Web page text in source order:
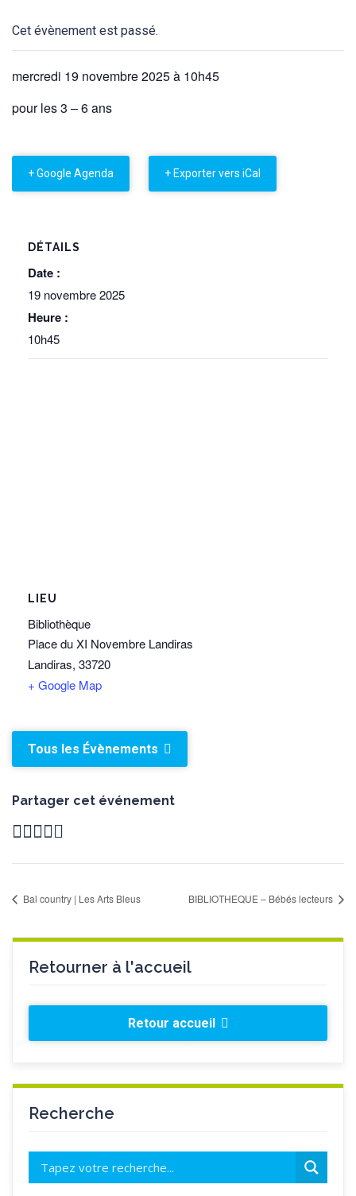
Cet évènement est passé.
mercredi 19 novembre 2025 à 10h45
pour les 3 – 6 ans
+ Google Agenda + Exporter vers iCal
DÉTAILS
Date :
19 novembre 2025
Heure :
10h45
LIEU
Bibliothèque
Place du XI Novembre Landiras
Landiras, 33720
+ Google Map
Tous les Évènements
Partager cet événement
Bal country | Les Arts Bleus BIBLIOTHEQUE – Bébés lecteurs
Retourner à l'accueil
Retour accueil
Recherche